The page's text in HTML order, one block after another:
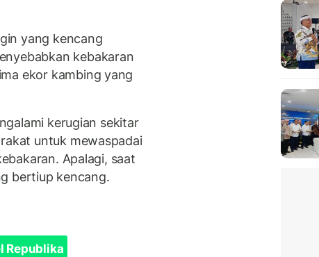
yang kencang
kebakaran
ekor kambing yang
kerugian sekitar
untuk mewaspadai
Apalagi, saat
bertiup kencang.
Republika